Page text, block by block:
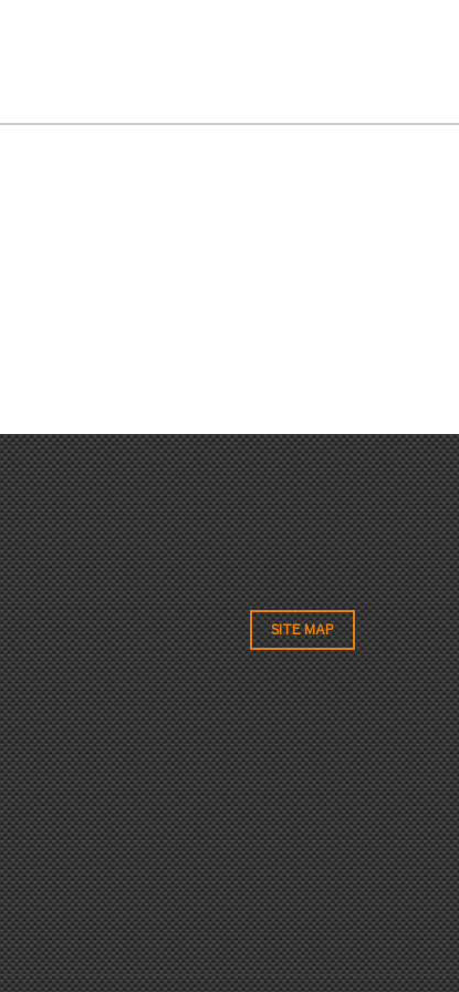
SITE MAP